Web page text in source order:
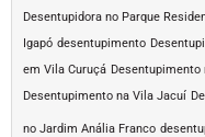
Desentupidora no Parque
Igapó desentupimento
em Vila Curuçá Desentupimento
Desentupimento na Vila Jacuí
no Jardim Anália Franco